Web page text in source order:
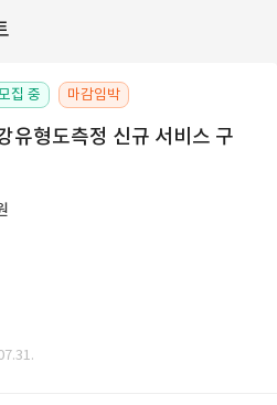
집 중 마감임박
유형도측정 신규 서비스 구